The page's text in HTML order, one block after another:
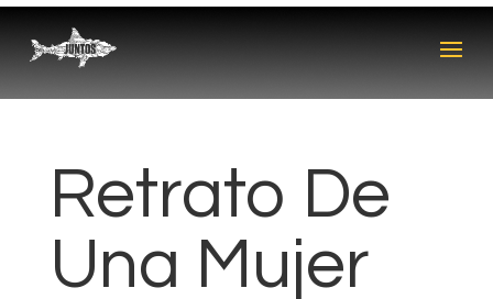
Retrato De
Una Mujer